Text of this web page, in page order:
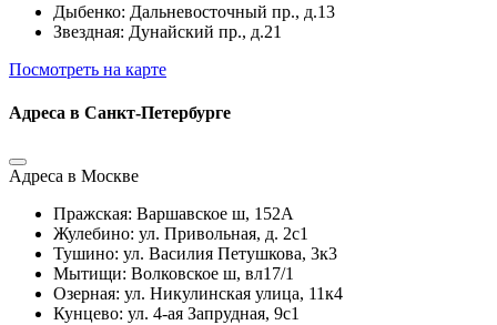
Дыбенко: Дальневосточный пр., д.13
Звездная: Дунайский пр., д.21
Посмотреть на карте
Адреса в Санкт-Петербурге
Адреса в Москве
Пражская: Варшавское ш, 152А
Жулебино: ул. Привольная, д. 2с1
Тушино: ул. Василия Петушкова, 3к3
Мытищи: Волковское ш, вл17/1
Озерная: ул. Никулинская улица, 11к4
Кунцево: ул. 4-ая Запрудная, 9с1